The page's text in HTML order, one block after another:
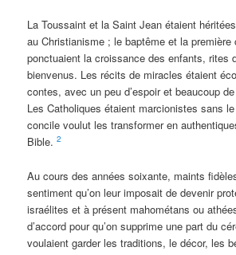
La Toussaint et la Saint Jean étaient
au Christianisme ; le baptême et la première
ponctuaient la croissance des enfants, rites
bienvenus. Les récits de miracles étaient
contes, avec un peu d’espoir et beaucoup
Les Catholiques étaient marcionistes sans
concile voulut les transformer en
Bible.2
Au cours des années soixante, maints
sentiment qu’on leur imposait de devenir
israélites et à présent mahométans ou
d’accord pour qu’on supprime une part du
voulaient garder les traditions, le décor, les